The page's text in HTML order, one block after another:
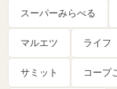
スーパーみらべる
マルエツ ライフ
サミット コープ